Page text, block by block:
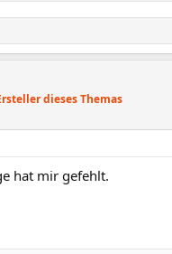
dieses Themas
hat mir gefehlt.